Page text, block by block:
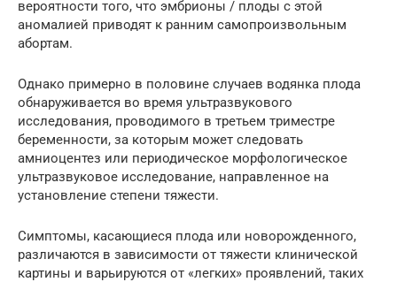
вероятности того, что эмбрионы / плоды с этой
аномалией приводят к ранним самопроизвольным
абортам.
Однако примерно в половине случаев водянка плода
обнаруживается во время ультразвукового
исследования, проводимого в третьем триместре
беременности, за которым может следовать
амниоцентез или периодическое морфологическое
ультразвуковое исследование, направленное на
установление степени тяжести.
Симптомы, касающиеся плода или новорожденного,
различаются в зависимости от тяжести клинической
картины и варьируются от «легких» проявлений, таких